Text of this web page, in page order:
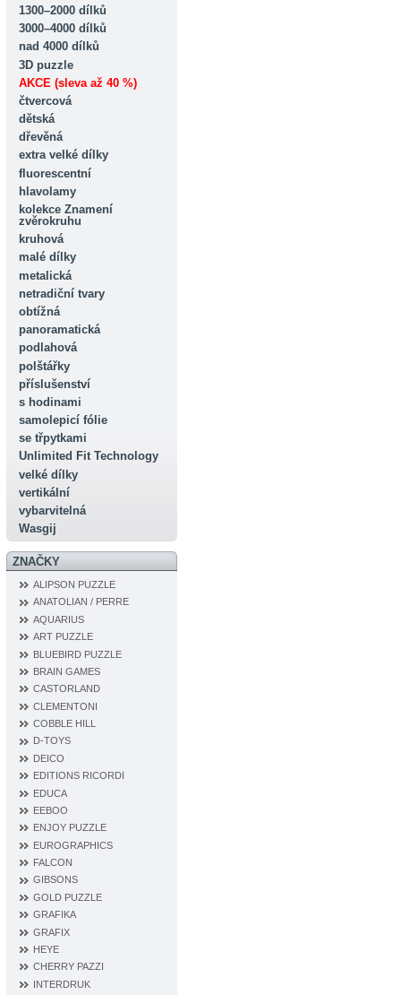
1300–2000 dílků
3000–4000 dílků
nad 4000 dílků
3D puzzle
AKCE (sleva až 40 %)
čtvercová
dětská
dřevěná
extra velké dílky
fluorescentní
hlavolamy
kolekce Znamení
zvěrokruhu
kruhová
malé dílky
metalická
netradiční tvary
obtížná
panoramatická
podlahová
polštářky
příslušenství
s hodinami
samolepicí fólie
se třpytkami
Unlimited Fit Technology
velké dílky
vertikální
vybarvitelná
Wasgij
ZNAČKY
ALIPSON PUZZLE
ANATOLIAN / PERRE
AQUARIUS
ART PUZZLE
BLUEBIRD PUZZLE
BRAIN GAMES
CASTORLAND
CLEMENTONI
COBBLE HILL
D‐TOYS
DEICO
EDITIONS RICORDI
EDUCA
EEBOO
ENJOY PUZZLE
EUROGRAPHICS
FALCON
GIBSONS
GOLD PUZZLE
GRAFIKA
GRAFIX
HEYE
CHERRY PAZZI
INTERDRUK